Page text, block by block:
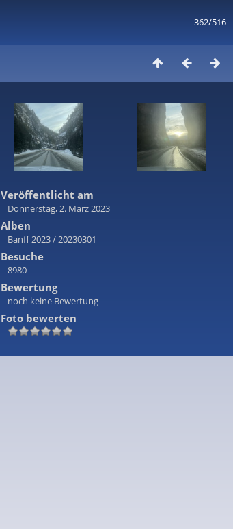
362/516
Veröffentlicht am
Donnerstag, 2. März 2023
Alben
Banff 2023/20230301
Besuche
8980
Bewertung
noch keine Bewertung
Foto bewerten